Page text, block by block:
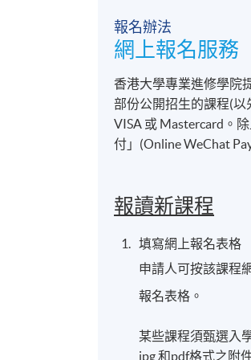
報名辦法
網上報名服務
香港大學專業進修學院
部份公開招生的課程(以
VISA 或 Mastercard。
付」(Online WeChat
報讀新課程
填寫網上報名表格
申請人可按該課程
報名表格。
某些課程須甄選入
jpg 和pdf格式之附